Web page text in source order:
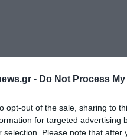
- Do Not Process
opt-out of the sale, sharing to
for targeted advertising
selection. Please note that
η επιμόρφωση στο
21st Century
ήταν η ενσωμάτωση